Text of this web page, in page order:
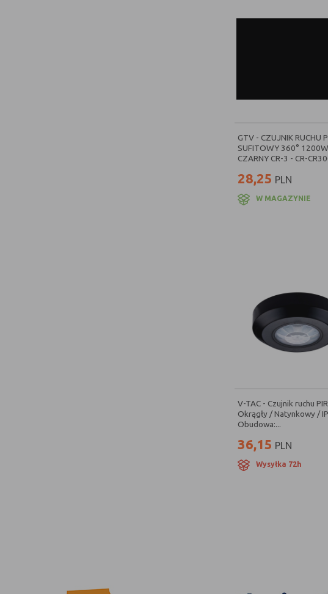
GTV - CZUJNIK RUCHU
SUFITOWY 360°
CZARNY CR-3 - CR-
28,25 PLN
W MAGAZYNIE
V-TAC - Czujnik ruchu
Okrągły / Natynkowy /
Obudowa:...
36,15 PLN
Wysyłka 72h